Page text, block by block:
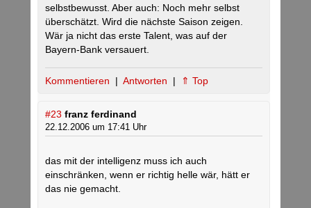
selbstbewusst. Aber auch: Noch mehr selbst
überschätzt. Wird die nächste Saison zeigen.
Wär ja nicht das erste Talent, was auf der
Bayern-Bank versauert.
Kommentieren | Antworten | ⇑ Top
#23 franz ferdinand
22.12.2006 um 17:41 Uhr
das mit der intelligenz muss ich auch
einschränken, wenn er richtig helle wär, hätt er
das nie gemacht.